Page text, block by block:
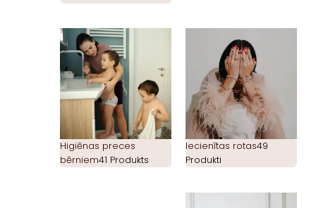
Higiēnas preces
bērniem41 Produkts
Iecienītas rotas49
Produkti